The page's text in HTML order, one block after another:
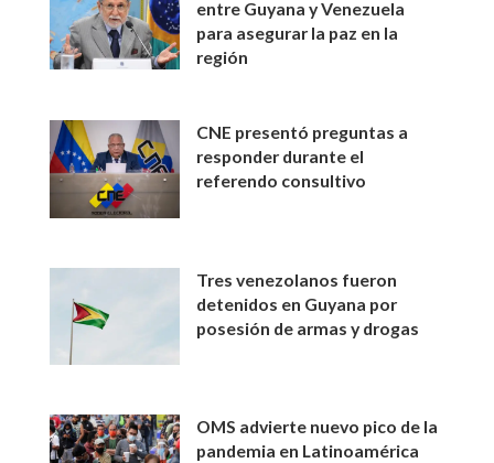
entre Guyana y Venezuela
para asegurar la paz en la
región
CNE presentó preguntas a
responder durante el
referendo consultivo
Tres venezolanos fueron
detenidos en Guyana por
posesión de armas y drogas
OMS advierte nuevo pico de la
pandemia en Latinoamérica